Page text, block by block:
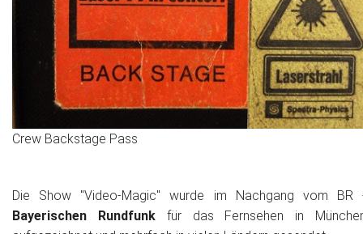
Crew Backstage Pass
Die Show "Video-Magic" wurde im Nachgang vom BR
Bayerischen Rundfunkfür das Fernsehen in